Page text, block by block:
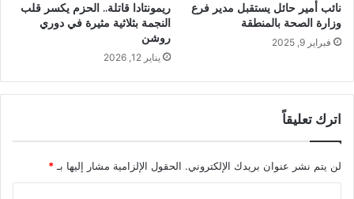
نائب أمير حائل يستقبل مدير فرع
وزارة الصحة بالمنطقة
فبراير 9, 2025
ريمونتادا قاتلة.. الحزم يكسر قلب
النجمة بثلاثية مثيرة في دوري
روشن
يناير 12, 2026
اترك تعليقاً
لن يتم نشر عنوان بريدك الإلكتروني. الحقول الإلزامية مشار إليها بـ*